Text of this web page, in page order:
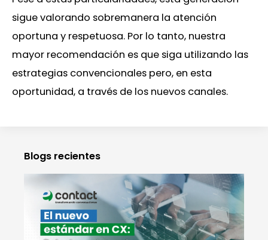
sigue valorando sobremanera la atención
oportuna y respetuosa. Por lo tanto, nuestra
mayor recomendación es que siga utilizando las
estrategias convencionales pero, en esta
oportunidad, a través de los nuevos canales.
Blogs recientes